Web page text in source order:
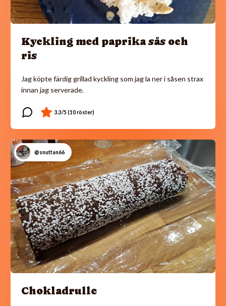
Kyckling med paprika sås och
ris
Jag köpte färdig grillad kyckling som jag la ner i såsen strax
innan jag serverade.
@snuttan66
Chokladrulle